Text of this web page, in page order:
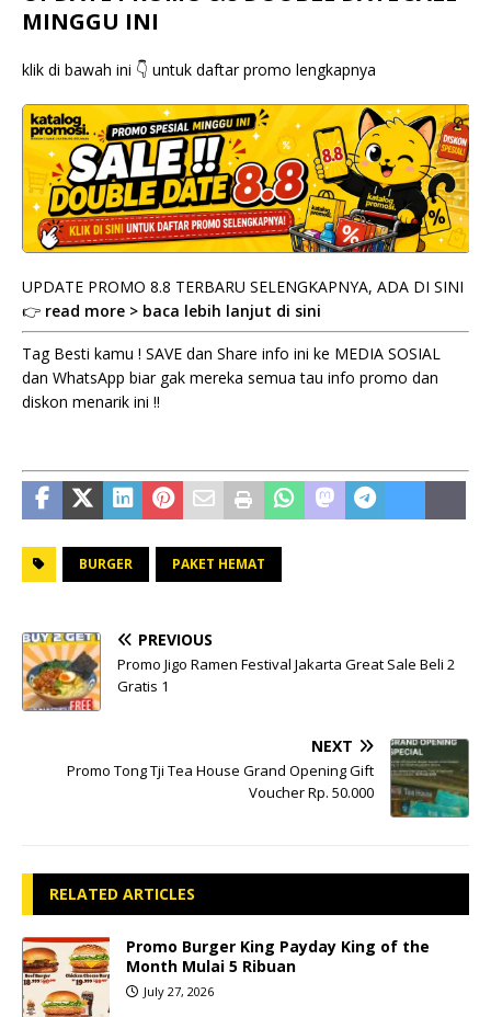
MINGGU INI
klik di bawah ini 👇 untuk daftar promo lengkapnya
UPDATE PROMO 8.8 TERBARU SELENGKAPNYA, ADA DI SINI
👉 read more > baca lebih lanjut di sini
Tag Besti kamu ! SAVE dan Share info ini ke MEDIA SOSIAL
dan WhatsApp biar gak mereka semua tau info promo dan
diskon menarik ini !!
BURGER PAKET HEMAT
PREVIOUS
Promo Jigo Ramen Festival Jakarta Great Sale Beli 2
Gratis 1
NEXT
Promo Tong Tji Tea House Grand Opening Gift
Voucher Rp. 50.000
RELATED ARTICLES
Promo Burger King Payday King of the
Month Mulai 5 Ribuan
July 27, 2026